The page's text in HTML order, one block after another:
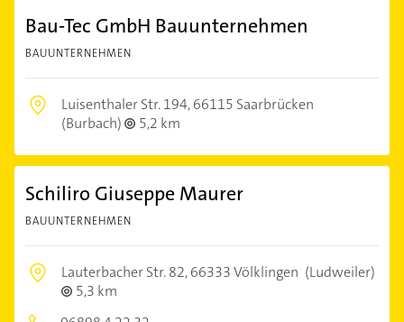
Bau-Tec GmbH Bauunternehmen
BAUUNTERNEHMEN
Luisenthaler Str. 194,66115 Saarbrücken
(Burbach)
5,2 km
Schiliro Giuseppe Maurer
BAUUNTERNEHMEN
Lauterbacher Str. 82,66333 Völklingen (Ludweiler)
5,3 km